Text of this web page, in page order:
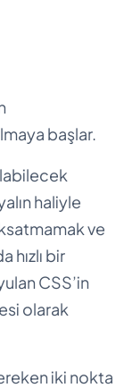
başlar.
haliyle
ve
hızlı bir
CSS’in
olarak
iki nokta